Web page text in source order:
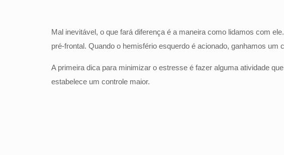
Mal inevitável, o que fará diferença é a maneira como lidamos com
pré-frontal. Quando o hemisfério esquerdo é acionado, ganhamos um
A primeira dica para minimizar o estresse é fazer alguma atividade
estabelece um controle maior.